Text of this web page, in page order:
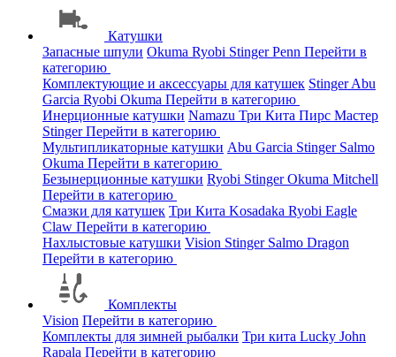
Катушки
Запасные шпули Okuma Ryobi StingerPenn Перейти в
категорию
Комплектующие и аксессуары для катушек StingerAbu
Garcia Ryobi Okuma Перейти в категорию
Инерционные катушки Namazu Три Кита Пирс Мастер
StingerПерейти в категорию
Мультипликаторные катушки Abu Garcia Stinger Salmo
Okuma Перейти в категорию
Безынерционные катушки Ryobi StingerOkuma Mitchell
Перейти в категорию
Смазки для катушек Три Кита Kosadaka Ryobi Eagle
Claw Перейти в категорию
Нахлыстовые катушки Vision Stinger Salmo Dragon
Перейти в категорию
Комплекты
Vision Перейти в категорию
Комплекты для зимней рыбалки Три кита Lucky John
Rapala Перейти в категорию